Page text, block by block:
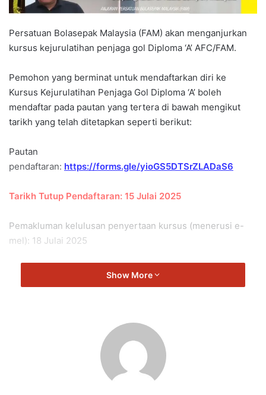
Persatuan Bolasepak Malaysia (FAM) akan menganjurkan
kursus kejurulatihan penjaga gol Diploma ‘A’ AFC/FAM.
Pemohon yang berminat untuk mendaftarkan diri ke
Kursus Kejurulatihan Penjaga Gol Diploma ‘A’ boleh
mendaftar pada pautan yang tertera di bawah mengikut
tarikh yang telah ditetapkan seperti berikut:
Pautan
pendaftaran: https://forms.gle/yioGS5DTSrZLADaS6
Tarikh Tutup Pendaftaran: 15 Julai 2025
Pemakluman kelulusan penyertaan kursus (menerusi e-
mel): 18 Julai 2025
Syarat-syarat kelayakan:
– Calon mestilah pemegang Sijil Kursus Kejurulatihan
Show More